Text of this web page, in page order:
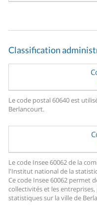
Classification
Le code postal 60640 est
Berlancourt.
Le code Insee 60062 de la
l'Institut national de la
Ce code Insee 60062 permet
collectivités et les
statistiques sur la ville de